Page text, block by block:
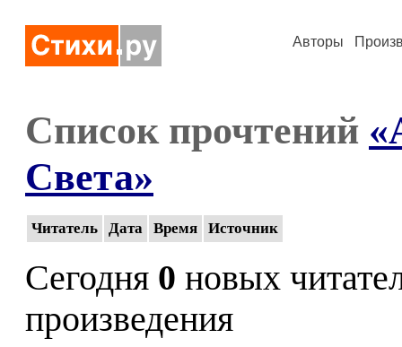
Авторы
Список прочтений
Света»
Читатель Дата Время Источник
Сегодня 0 новых
произведения